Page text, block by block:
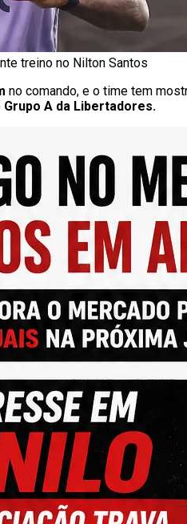
treino no Nilton Santos
no comando, e o time tem
Grupo A da Libertadores.